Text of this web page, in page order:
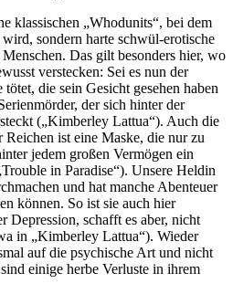
klassischen „Whodunits“, bei dem
sondern harte schwül-erotische
Das gilt besonders hier, wo
verstecken: Sei es nun der
die sein Gesicht gesehen haben
der sich hinter der
(„Kimberley Lattua“). Auch die
Reichen ist eine Maske, die nur zu
jedem großen Vermögen ein
in Paradise“). Unsere Heldin
und hat manche Abenteuer
können. So ist sie auch hier
Depression, schafft es aber, nicht
in „Kimberley Lattua“). Wieder
auf die psychische Art und nicht
einige herbe Verluste in ihrem